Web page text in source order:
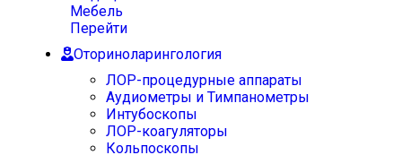
Мебель
Перейти
Оториноларингология
ЛОР-процедурные аппараты
Аудиометры и Тимпанометры
Интубоскопы
ЛОР-коагуляторы
Кольпоскопы